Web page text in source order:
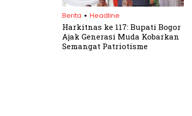
Berita . Headline
Harkitnas ke 117: Bupati Bogor
Ajak Generasi Muda Kobarkan
Semangat Patriotisme